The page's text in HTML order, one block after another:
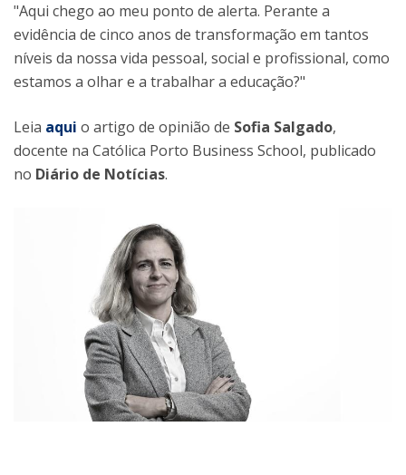
"Aqui chego ao meu ponto de alerta. Perante a
evidência de cinco anos de transformação em tantos
níveis da nossa vida pessoal, social e profissional, como
estamos a olhar e a trabalhar a educação?"
Leia aqui o artigo de opinião de Sofia Salgado,
docente na Católica Porto Business School, publicado
no Diário de Notícias.